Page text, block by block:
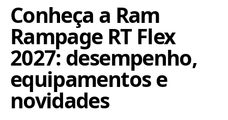
Conheça a Ram
Rampage RT Flex
2027: desempenho,
equipamentos e
novidades